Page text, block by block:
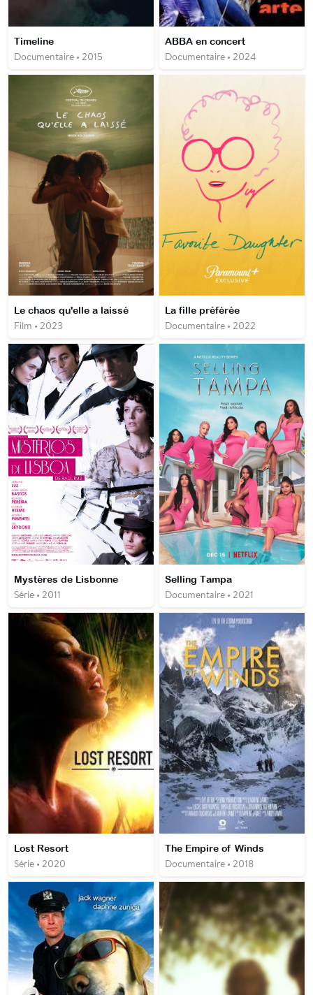
Timeline
Documentaire • 2015
ABBA en concert
Documentaire • 2024
Le chaos qu'elle a laissé
Film • 2023
La fille préférée
Documentaire • 2022
Mystères de Lisbonne
Série • 2011
Selling Tampa
Documentaire • 2021
Lost Resort
Série • 2020
The Empire of Winds
Documentaire • 2018